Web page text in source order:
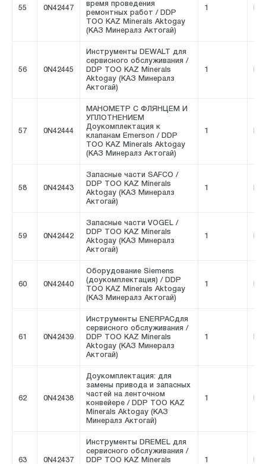
55 0N42447
время проведения
ремонтных работ / DDP
ТОО KAZ Minerals Aktogay
(КАЗ Минералз Актогай)
1
56 0N42445
Инструменты DEWALT для
сервисного обслуживания /
DDP ТОО KAZ Minerals
Aktogay (КАЗ Минералз
Актогай)
1
57 0N42444
МАНОМЕТР С ФЛЯНЦЕМ И
УПЛОТНЕНИЕМ
Доукомплектация к
клапанам Emerson / DDP
ТОО KAZ Minerals Aktogay
(КАЗ Минералз Актогай)
1
58 0N42443
Запасные части SAFCO /
DDP ТОО KAZ Minerals
Aktogay (КАЗ Минералз
Актогай)
1
59 0N42442
Запасные части VOGEL /
DDP ТОО KAZ Minerals
Aktogay (КАЗ Минералз
Актогай)
1
60 0N42440
Оборудование Siemens
(доукомплектация) / DDP
ТОО KAZ Minerals Aktogay
(КАЗ Минералз Актогай)
1
61 0N42439
Инструменты ENERPACдля
сервисного обслуживания /
DDP ТОО KAZ Minerals
Aktogay (КАЗ Минералз
Актогай)
1
62 0N42438
Доукомплектация: для
замены привода и запасных
частей на ленточном
конвейере / DDP ТОО KAZ
Minerals Aktogay (КАЗ
Минералз Актогай)
1
63 0N42437
Инструменты DREMEL для
сервисного обслуживания /
DDP ТОО KAZ Minerals
1